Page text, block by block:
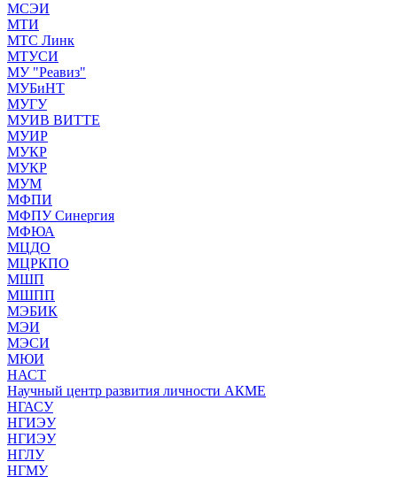
МСЭИ
МТИ
МТС Линк
МТУСИ
МУ "Реавиз"
МУБиНТ
МУГУ
МУИВ ВИТТЕ
МУИР
МУКР
МУКР
МУМ
МФПИ
МФПУ Синергия
МФЮА
МЦДО
МЦРКПО
МШП
МШПП
МЭБИК
МЭИ
МЭСИ
МЮИ
НАСТ
Научный центр развития личности АКМЕ
НГАСУ
НГИЭУ
НГИЭУ
НГЛУ
НГМУ